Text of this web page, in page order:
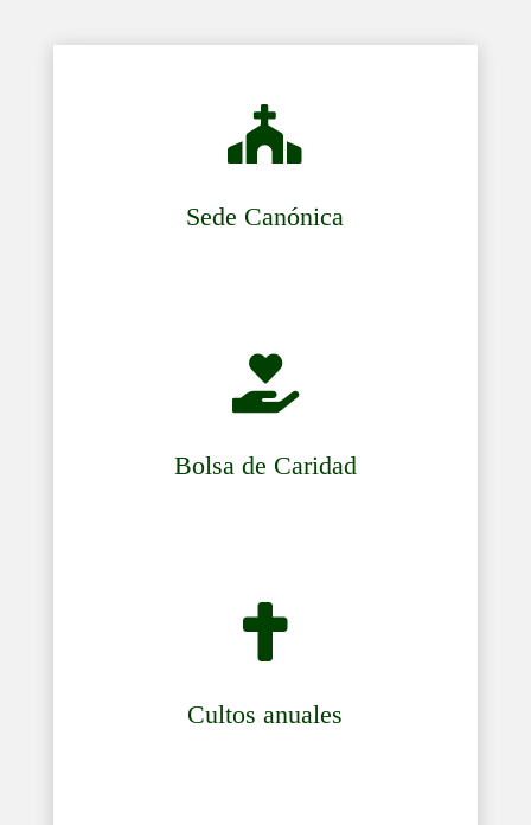

Sede Canónica

Bolsa de Caridad

Cultos anuales